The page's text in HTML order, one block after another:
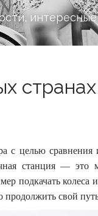
с целью сравнения
станция — это
подкачать колеса
продолжить свой